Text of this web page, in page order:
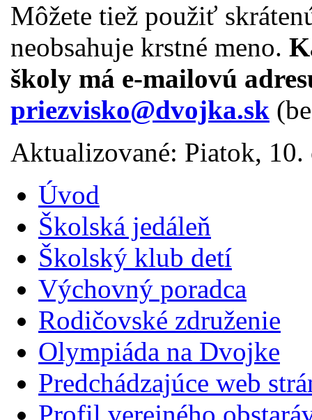
Môžete tiež použiť
neobsahuje krstné meno.
školy má e-mailovú
priezvisko@dvojka.sk
Aktualizované: Piatok,
Úvod
Školská jedáleň
Školský klub detí
Výchovný poradca
Rodičovské združenie
Olympiáda na Dvojke
Predchádzajúce web